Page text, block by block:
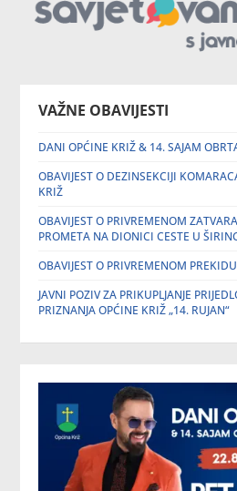
VAŽNE OBAVIJESTI
DANI OPĆINE KRIŽ & 14. SAJAM
OBAVIJEST O DEZINSEKCIJI
KRIŽ
OBAVIJEST O PRIVREMENOM
PROMETA NA DIONICI CESTE U
OBAVIJEST O PRIVREMENOM
JAVNI POZIV ZA PRIKUPLJANJE
PRIZNANJA OPĆINE KRIŽ „14. RUJAN“